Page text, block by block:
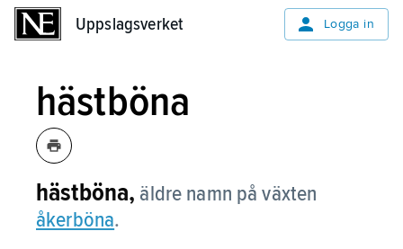
Uppslagsverket Logga in
hästböna
hästböna, äldre namn på växten
åkerböna.